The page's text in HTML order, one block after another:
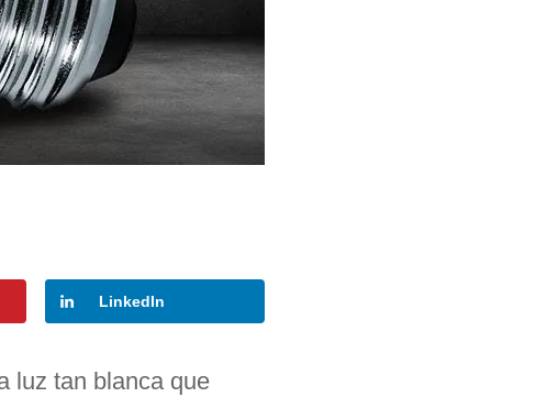
LinkedIn
luz tan blanca que